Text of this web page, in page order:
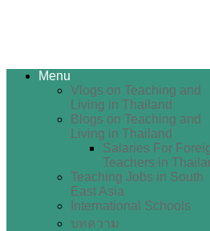
Menu
Vlogs on Teaching and
Living in Thailand
Blogs on Teaching and
Living in Thailand
Salaries For
Teachers in
Teaching Jobs in South
East Asia
International Schools
บทความ